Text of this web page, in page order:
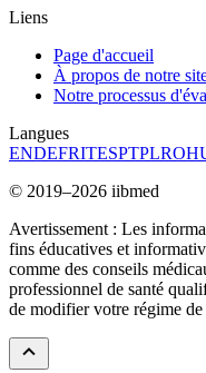
Liens
Page d'accueil
À propos de notre
Notre processus
Langues
ENDEFRITESPTPLRO
© 2019–2026 iibmed
Avertissement : Les
fins éducatives et
comme des conseils
professionnel de santé
de modifier votre régime de